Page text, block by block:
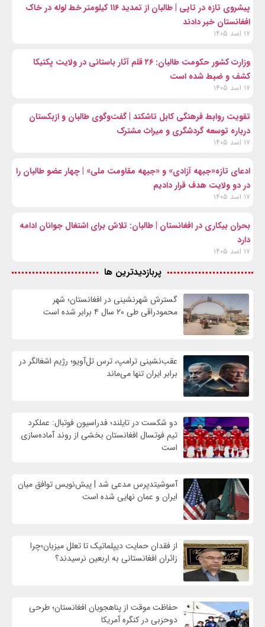
پیشروی تازه در تاپی | طالبان از تمدید ۱۱۶ کیلومتر خط لوله در خاک
افغانستان خبر دادند
۱۷ اسد ۱۴۰۵
وزارت کشور حکومت طالبان: ۲۶ قلم آثار باستانی در ولایت پکتیکا
کشف و ضبط شده است
۱۷ اسد ۱۴۰۵
تقویت روابط فرهنگی کابل تاشکند | گفت‌وگوی طالبان و ازبکستان
درباره توسعه گردشگری و میراث مشترک
۱۷ اسد ۱۴۰۵
ادعای تازه«جبهه آزادی» و «جبهه مقاومت ملی» | چهار عضو طالبان را
در دو ولایت هدف قرار دادیم
۱۷ اسد ۱۴۰۵
بحران بیکاری در افغانستان | طالبان: تلاش برای اشتغال جوانان ادامه
دارد
۱۷ اسد ۱۴۰۵
پربازدیدترین ها
گسترش شهرنشینی در افغانستان؛ شهر
محمودراقی طی ۲۰ سال ۴ برابر شده است
عقب‌نشینی ترامپ، ترس تل‌آویو؛ رژیم اشغالگر در
برابر ایران تنها می‌ماند
دو شکست در تایلند؛ فدراسیون فوتبال: عملکرد
تیم فوتسال افغانستان بخشی از روند آماده‌سازی
است
آسوشیتدپرس مدعی شد | پیش‌نویس توافق میان
ایران و عمان نهایی شده است
از فقدان حمایت دیپلماتیک تا تعلل میزبان؛چرا
زائران افغانستانی به اربعین نرسیدند؟
حفاظت موقت از پناهجویان افغانستان؛ طرحی
دوحزبی در کنگره آمریکا